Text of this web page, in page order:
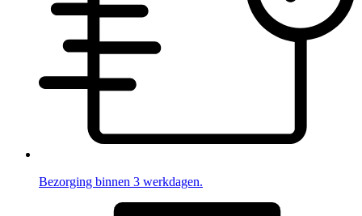
Bezorging binnen 3 werkdagen.